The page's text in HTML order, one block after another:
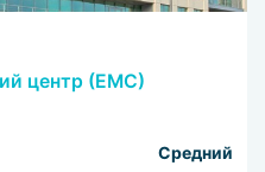
центр (ЕМС)
Средний